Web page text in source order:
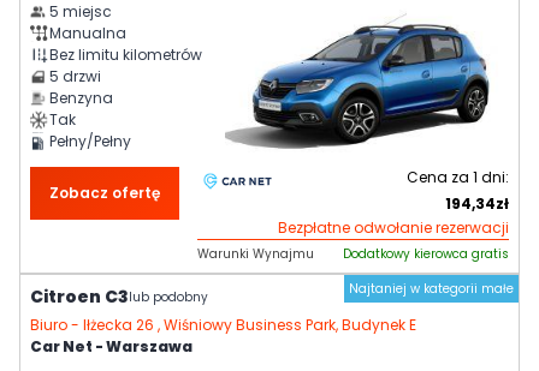
5 miejsc
Manualna
Bez limitu kilometrów
5 drzwi
Benzyna
Tak
Pełny/Pełny
Zobacz ofertę
Cena za 1 dni:
194,34zł
Bezpłatne odwołanie rezerwacji
Warunki Wynajmu
Dodatkowy kierowca gratis
Najtaniej w kategorii małe
Citroen C3lub podobny
Biuro - Iłżecka 26 , Wiśniowy Business Park, Budynek E
Car Net - Warszawa